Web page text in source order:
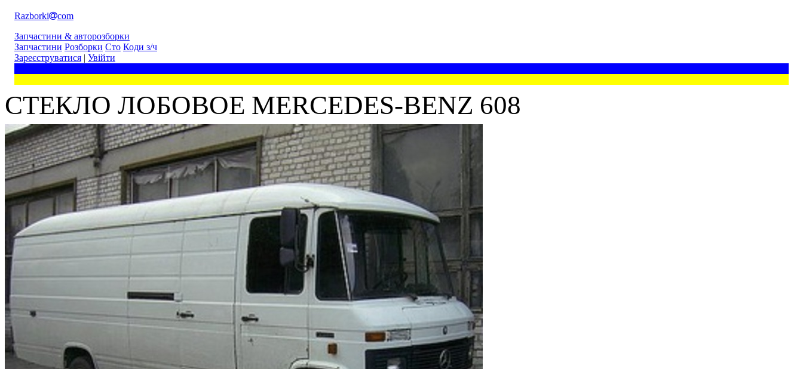
Razborki
com
Запчастини & авторозборки
Запчастини Розборки Сто Коди з/ч
Зареєструватися | Увійти
СТЕКЛО ЛОБОВОЕ MERCEDES-BENZ 608